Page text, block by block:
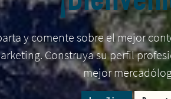
y comente sobre el mejor
Construya su perfil
mejor